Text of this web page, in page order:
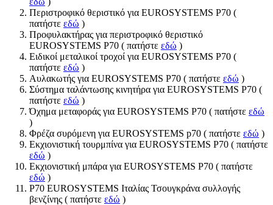
Περιστροφικό θεριστικό για EUROSYSTEMS P70 (
πατήστε εδώ )
Προφυλακτήρας για περιστροφικό θεριστικό
EUROSYSTEMS P70 ( πατήστε εδώ )
Ειδικοί μεταλικοί τροχοί για EUROSYSTEMS P70 (
πατήστε εδώ )
Αυλακωτής για EUROSYSTEMS P70 ( πατήστε εδώ )
Σύστημα ταλάντωσης κινητήρα για EUROSYSTEMS P70 (
πατήστε εδώ )
Όχημα μεταφοράς για EUROSYSTEMS P70 ( πατήστε εδώ
)
Φρέζα συρόμενη για EUROSYSTEMS p70 ( πατήστε εδώ )
Εκχιονιστική τουρμπίνα για EUROSYSTEMS P70 ( πατήστε
εδώ )
Εκχιονιστική μπάρα για EUROSYSTEMS P70 ( πατήστε
εδώ )
P70 EUROSYSTEMS Ιταλίας Τσουγκράνα συλλογής
βενζίνης ( πατήστε εδώ )